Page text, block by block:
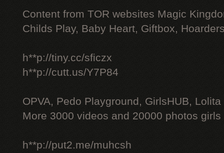
Content from TOR websites Magic
Childs Play, Baby Heart, Giftbox,
h**p://tiny.cc/sficzx
h**p://cutt.us/Y7P84
OPVA, Pedo Playground, GirlsHUB, Lolita
More 3000 videos and 20000 photos
h**p://put2.me/muhcsh